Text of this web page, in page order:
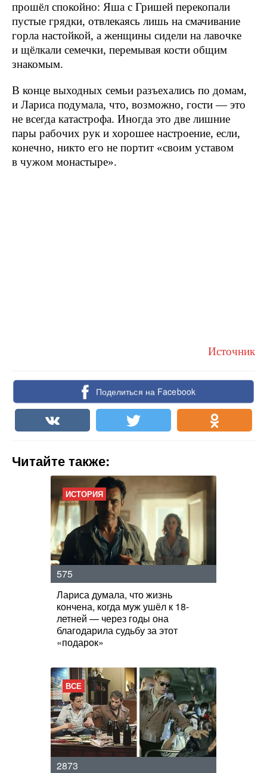
прошёл спокойно: Яша с Гришей перекопали
пустые грядки, отвлекаясь лишь на смачивание
горла настойкой, а женщины сидели на лавочке
и щёлкали семечки, перемывая кости общим
знакомым.
В конце выходных семьи разъехались по домам,
и Лариса подумала, что, возможно, гости — это
не всегда катастрофа. Иногда это две лишние
пары рабочих рук и хорошее настроение, если,
конечно, никто его не портит «своим уставом
в чужом монастыре».
Источник
Поделиться на Facebook
Читайте также:
ИСТОРИЯ
575
Лариса думала, что жизнь
кончена, когда муж ушёл к 18-
летней — через годы она
благодарила судьбу за этот
«подарок»
ВСЕ
2873